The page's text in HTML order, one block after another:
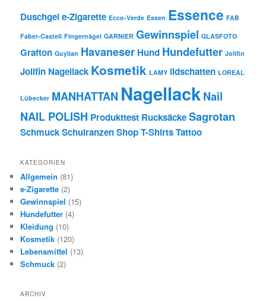
Duschgele-Zigarette Ecco-Verde Essen Essence FAB
Faber-Castell Fingernägel GARNIER Gewinnspiel GLASFOTO
Grafton Guylian Havaneser Hund Hundefutter Jolifin
Jolifin Nagellack Kosmetik LAMY lidschatten LOREAL
Lübecker MANHATTAN NagellackNail
NAIL POLISH Produkttest RucksäckeSagrotan
SchmuckSchulranzenShopT-ShirtsTattoo
KATEGORIEN
Allgemein (81)
e-Zigarette (2)
Gewinnspiel (15)
Hundefutter (4)
Kleidung (10)
Kosmetik (120)
Lebensmittel (13)
Schmuck (2)
ARCHIV